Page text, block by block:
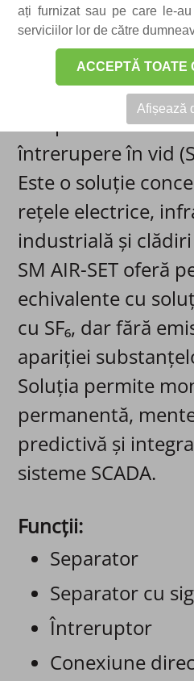
ați furnizat sau pe care le-
serviciilor lor de către
ACCEPTĂ TOATE
Afișează
modulară de
secundară până la
cu tehnologie SF₆
tensiune, izolată în
echipată cu
întrerupere în vid
Este o soluție
rețele electrice,
industrială și
SM AIR-SET oferă
echivalente cu
cu SF₆, dar fără
apariției
Soluția permite
permanentă,
predictivă și
sisteme SCADA.
Funcții:
Separator
Separator cu
Întreruptor
Conexiune